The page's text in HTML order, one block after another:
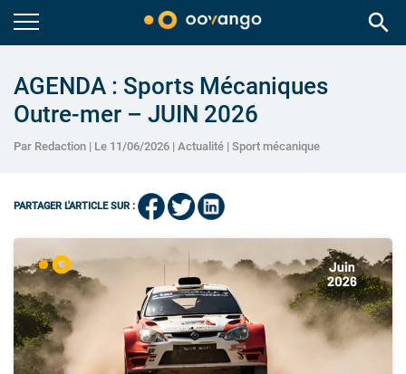
search
AGENDA : Sports Mécaniques
Outre-mer – JUIN 2026
Par Redaction | Le 11/06/2026 | Actualité | Sport mécanique
PARTAGER L'ARTICLE SUR :